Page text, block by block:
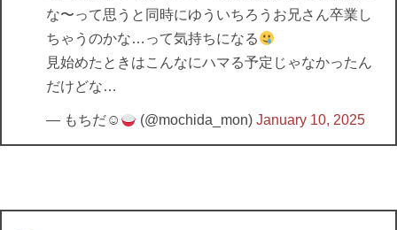
な〜って思うと同時にゆういちろうお兄さん卒業し
ちゃうのかな…って気持ちになる
見始めたときはこんなにハマる予定じゃなかったん
だけどな…
— もちだ☺︎ (@mochida_mon)January 10, 2025